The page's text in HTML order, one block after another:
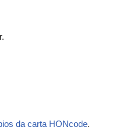
da carta HONcode.